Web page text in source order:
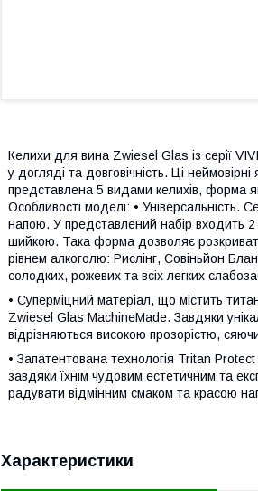
Келихи для вина Zwiesel Glas із серії
у догляді та довговічність. Ці
представлена ​​5 видами келихів, форма
Особливості моделі: • Універсальність.
напою. У представлений набір входить 2
шийкою. Така форма дозволяє
рівнем алкоголю: Рислінг, Совіньйон
солодких, рожевих та всіх легких
• Суперміцний матеріал, що містить
Zwiesel Glas MachineMade. Завдяки
відрізняються високою прозорістю,
• Запатентована технологія Tritan
завдяки їхнім чудовим естетичним та
радувати відмінним смаком та красою
Характеристики